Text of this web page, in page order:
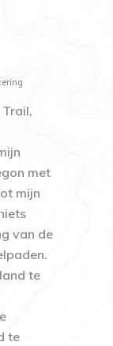
met
mijn
van de
te
te